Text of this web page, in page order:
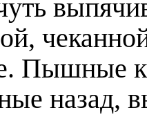
Пышные
назад,